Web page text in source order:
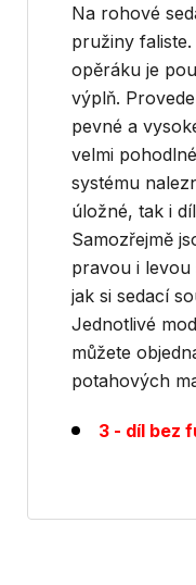
Na rohové
pružiny
opěráku je
výplň.
pevné a
velmi
systému
úložné, tak i
Samozřejmě
pravou i levou
jak si sedací
Jednotlivé
můžete
potahových
3 - díl bez